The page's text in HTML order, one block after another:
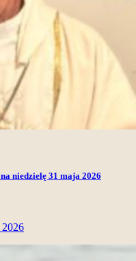
niedzielę 31 maja 2026